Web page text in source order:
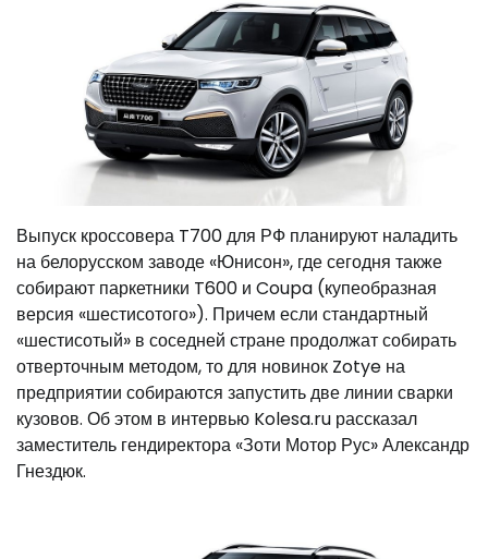
Выпуск кроссовера T700 для РФ планируют наладить
на белорусском заводе «Юнисон», где сегодня также
собирают паркетники T600 и Coupa (купеобразная
версия «шестисотого»). Причем если стандартный
«шестисотый» в соседней стране продолжат собирать
отверточным методом, то для новинок Zotye на
предприятии собираются запустить две линии сварки
кузовов. Об этом в интервью Kolesa.ru рассказал
заместитель гендиректора «Зоти Мотор Рус» Александр
Гнездюк.